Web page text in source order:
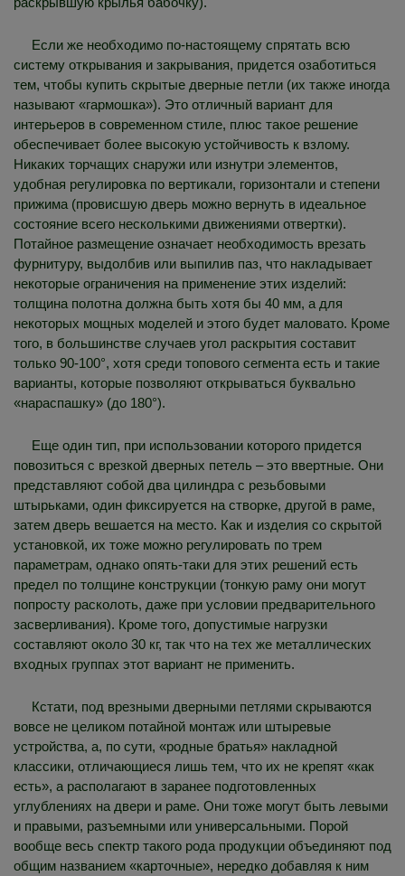
Если же необходимо по-настоящему спрятать всю
систему открывания и закрывания, придется озаботиться
тем, чтобы купить скрытые дверные петли (их также иногда
называют «гармошка»). Это отличный вариант для
интерьеров в современном стиле, плюс такое решение
обеспечивает более высокую устойчивость к взлому.
Никаких торчащих снаружи или изнутри элементов,
удобная регулировка по вертикали, горизонтали и степени
прижима (провисшую дверь можно вернуть в идеальное
состояние всего несколькими движениями отвертки).
Потайное размещение означает необходимость врезать
фурнитуру, выдолбив или выпилив паз, что накладывает
некоторые ограничения на применение этих изделий:
толщина полотна должна быть хотя бы 40 мм, а для
некоторых мощных моделей и этого будет маловато. Кроме
того, в большинстве случаев угол раскрытия составит
только 90-100°, хотя среди топового сегмента есть и такие
варианты, которые позволяют открываться буквально
«нараспашку» (до 180°).
Еще один тип, при использовании которого придется
повозиться с врезкой дверных петель – это ввертные. Они
представляют собой два цилиндра с резьбовыми
штырьками, один фиксируется на створке, другой в раме,
затем дверь вешается на место. Как и изделия со скрытой
установкой, их тоже можно регулировать по трем
параметрам, однако опять-таки для этих решений есть
предел по толщине конструкции (тонкую раму они могут
попросту расколоть, даже при условии предварительного
засверливания). Кроме того, допустимые нагрузки
составляют около 30 кг, так что на тех же металлических
входных группах этот вариант не применить.
Кстати, под врезными дверными петлями скрываются
вовсе не целиком потайной монтаж или штыревые
устройства, а, по сути, «родные братья» накладной
классики, отличающиеся лишь тем, что их не крепят «как
есть», а располагают в заранее подготовленных
углублениях на двери и раме. Они тоже могут быть левыми
и правыми, разъемными или универсальными. Порой
вообще весь спектр такого рода продукции объединяют под
общим названием «карточные», нередко добавляя к ним